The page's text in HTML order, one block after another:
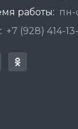
работы: пн-
+7 (928) 414-